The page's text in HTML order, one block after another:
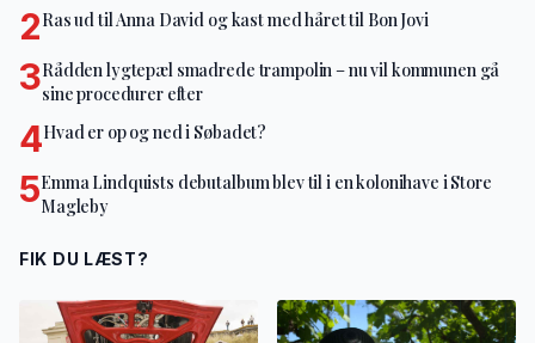
2Ras ud til Anna David og kast med håret til Bon Jovi
3Rådden lygtepæl smadrede trampolin – nu vil kommunen gå
sine procedurer efter
4Hvad er op og ned i Søbadet?
5Emma Lindquists debutalbum blev til i en kolonihave i Store
Magleby
FIK DU LÆST?